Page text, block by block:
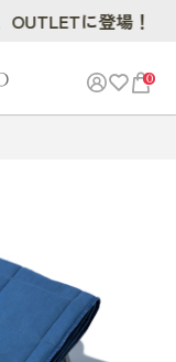
0
に登場！